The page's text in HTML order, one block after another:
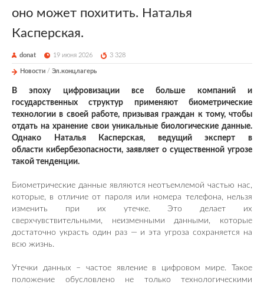
оно может похитить. Наталья
Касперская.
donat 19 июня 2026 3 328
Новости / Эл.концлагерь
В эпоху цифровизации все больше компаний и
государственных структур применяют биометрические
технологии в своей работе, призывая граждан к тому, чтобы
отдать на хранение свои уникальные биологические данные.
Однако Наталья Касперская, ведущий эксперт в
области кибербезопасности, заявляет о существенной угрозе
такой тенденции.
Биометрические данные являются неотъемлемой частью нас,
которые, в отличие от пароля или номера телефона, нельзя
изменить при их утечке. Это делает их
сверхчувствительными, неизменными данными, которые
достаточно украсть один раз — и эта угроза сохраняется на
всю жизнь.
Утечки данных – частое явление в цифровом мире. Такое
положение обусловлено не только технологическими